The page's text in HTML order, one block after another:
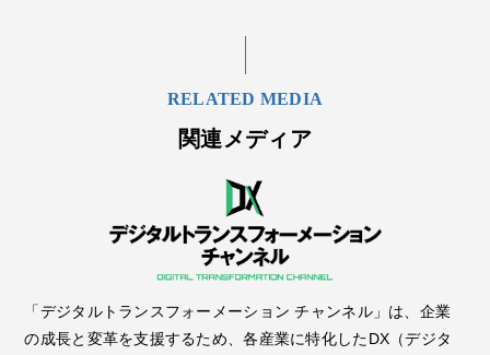
RELATED MEDIA
関連メディア
「デジタルトランスフォーメーション チャンネル」は、企業
の成長と変革を支援するため、各産業に特化したDX（デジタ